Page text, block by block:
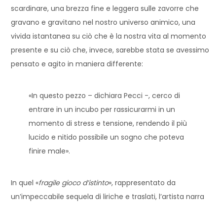
scardinare, una brezza fine e leggera sulle zavorre che
gravano e gravitano nel nostro universo animico, una
vivida istantanea su ciò che è la nostra vita al momento
presente e su ciò che, invece, sarebbe stata se avessimo
pensato e agito in maniera differente:
«In questo pezzo – dichiara Pecci -, cerco di
entrare in un incubo per rassicurarmi in un
momento di stress e tensione, rendendo il più
lucido e nitido possibile un sogno che poteva
finire male».
In quel «fragile gioco d’istinto», rappresentato da
un’impeccabile sequela di liriche e traslati, l’artista narra